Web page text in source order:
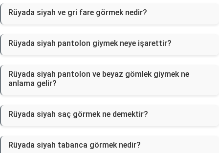
Rüyada siyah ve gri fare görmek nedir?
Rüyada siyah pantolon giymek neye işarettir?
Rüyada siyah pantolon ve beyaz gömlek giymek ne
anlama gelir?
Rüyada siyah saç görmek ne demektir?
Rüyada siyah tabanca görmek nedir?